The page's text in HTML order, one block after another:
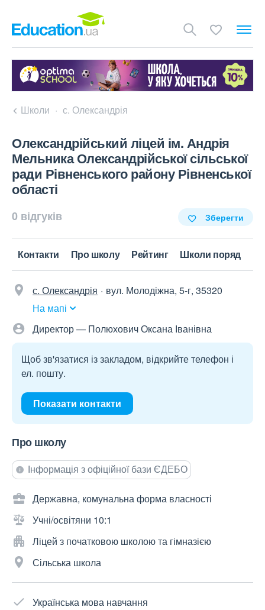
Школи с. Олександрія
Олександрійський ліцей ім. Андрія
Мельника Олександрійської сільської
ради Рівненського району Рівненської
області
0 відгуків Зберегти
Контакти Про школу Рейтинг Школи поряд
с. Олександрія
вул. Молодіжна, 5-г, 35320
На мапі
Директор — Полюхович Оксана Іванівна
Щоб зв'язатися із закладом, відкрийте телефон і
ел. пошту.
Показати контакти
Про школу
Інформація з офіційної бази ЄДЕБО
Державна, комунальна форма власності
Учні/освітяни 10:1
Ліцей з початковою школою та гімназією
Сільська школа
Українська мова навчання